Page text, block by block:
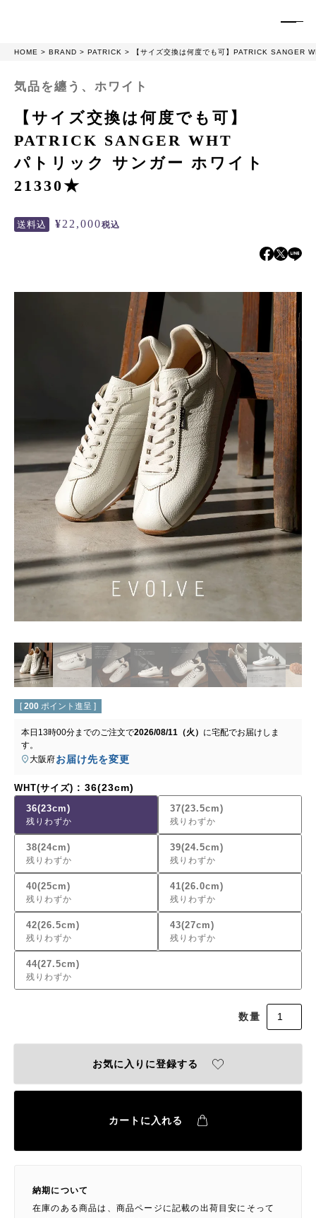
HOME BRAND PATRICK 【サイズ交換は何度でも可】PATRICK SANGER
気品を纏う、ホワイト
【サイズ交換は何度でも可】
PATRICK SANGER WHT
パトリック サンガー ホワイト
21330★
送料込 ¥22,000税込
[ 200 ポイント進呈 ]
本日 13時00分までのご注文で2026/08/11（火） に宅配でお届けしま
す。
大阪府お届け先を変更
WHT(サイズ) 36(23cm)
36(23cm)
残りわずか
37(23.5cm)
残りわずか
38(24cm)
残りわずか
39(24.5cm)
残りわずか
40(25cm)
残りわずか
41(26.0cm)
残りわずか
42(26.5cm)
残りわずか
43(27cm)
残りわずか
44(27.5cm)
残りわずか
お気に入りに登録する
カートに入れる
納期について
在庫のある商品は、商品ページに記載の出荷目安にそって